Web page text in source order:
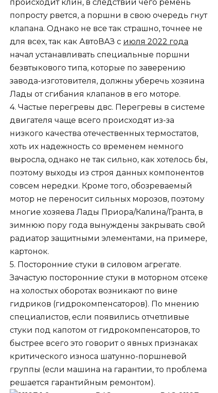
происходит клин, в следствии чего ремень
попросту рвется, а поршни в свою очередь гнут
клапана. Однако не все так страшно, точнее не
для всех, так как АвтоВАЗ с июля 2022 года
начал устанавливать специальные поршни
безвтыкового типа, которые по заверению
завода-изготовителя, должны уберечь хозяина
Лады от сгибания клапанов в его моторе.
4. Частые перегревы двс. Перегревы в системе
двигателя чаще всего происходят из-за
низкого качества отечественных термостатов,
хоть их надежность со временем немного
выросла, однако не так сильно, как хотелось бы,
поэтому выходы из строя данных компонентов
совсем нередки. Кроме того, обозреваемый
мотор не переносит сильных морозов, поэтому
многие хозяева Лады Приора/Калина/Гранта, в
зимнюю пору года вынуждены закрывать свой
радиатор защитными элементами, на примере,
картонок.
5. Посторонние стуки в силовом агрегате.
Зачастую посторонние стуки в моторном отсеке
на холостых оборотах возникают по вине
гидриков (гидрокомпенсаторов). По мнению
специалистов, если появились отчетливые
стуки под капотом от гидрокомпенсаторов, то
быстрее всего это говорит о явных признаках
критического износа шатунно-поршневой
группы (если машина на гарантии, то проблема
решается гарантийным ремонтом).